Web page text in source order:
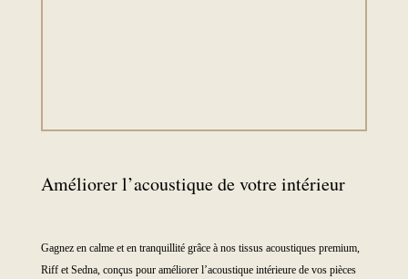
Améliorer l’acoustique de votre intérieur
Gagnez en calme et en tranquillité grâce à nos tissus acoustiques premium,
Riff et Sedna, conçus pour améliorer l’acoustique intérieure de vos pièces